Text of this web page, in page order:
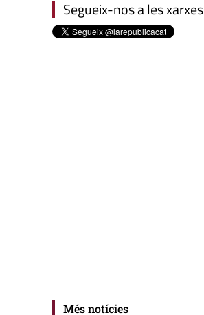
Segueix-nos a les xarxes
Més notícies